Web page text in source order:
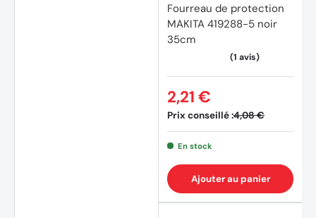
Fourreau de protection
MAKITA 419288-5 noir
35cm
Prix conseillé :4,08 €
2,21 €
En stock
Ajouter au panier